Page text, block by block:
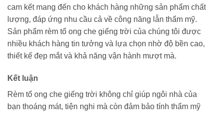
cam kết mang đến cho khách hàng những sản phẩm chất
lượng, đáp ứng nhu cầu cả về công năng lẫn thẩm mỹ.
Sản phẩm rèm tổ ong che giếng trời của chúng tôi được
nhiều khách hàng tin tưởng và lựa chọn nhờ độ bền cao,
thiết kế đẹp mắt và khả năng vận hành mượt mà.
Kết luận
Rèm tổ ong che giếng trời không chỉ giúp ngôi nhà của
bạn thoáng mát, tiện nghi mà còn đảm bảo tính thẩm mỹ